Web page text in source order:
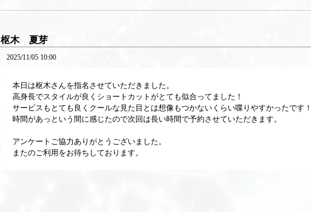
枢木 夏芽
2025/11/05 10:00
本日は枢木さんを指名させていただきました。
高身長でスタイルが良くショートカットがとても似合ってました！
サービスもとても良くクールな見た目とは想像もつかないくらい喋りやすかったです
時間があっという間に感じたので次回は長い時間で予約させていただきます。
アンケートご協力ありがとうございました。
またのご利用をお待ちしております。